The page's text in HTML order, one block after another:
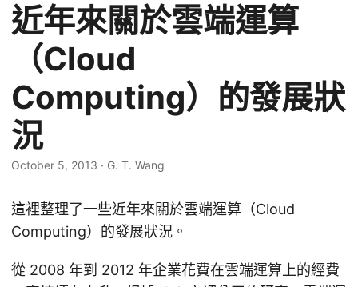
近年來關於雲端運算
（Cloud
Computing）的發展狀
況
October 5, 2013 · G. T. Wang
這裡整理了一些近年來關於雲端運算（Cloud
Computing）的發展狀況。
從 2008 年到 2012 年企業花費在雲端運算上的經費